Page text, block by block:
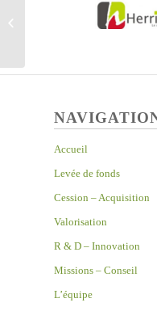
Accueil
Levée de fonds
Cession – Acquisition
Valorisation
R & D – Innovation
Missions – Conseil
L’équipe
XAMEN – Statut JEI